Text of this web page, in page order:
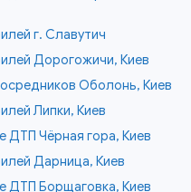
г. Славутич
Дорогожичи, Киев
Оболонь, Киев
Липки, Киев
ДТП Чёрная гора, Киев
Дарница, Киев
ДТП Борщаговка, Киев